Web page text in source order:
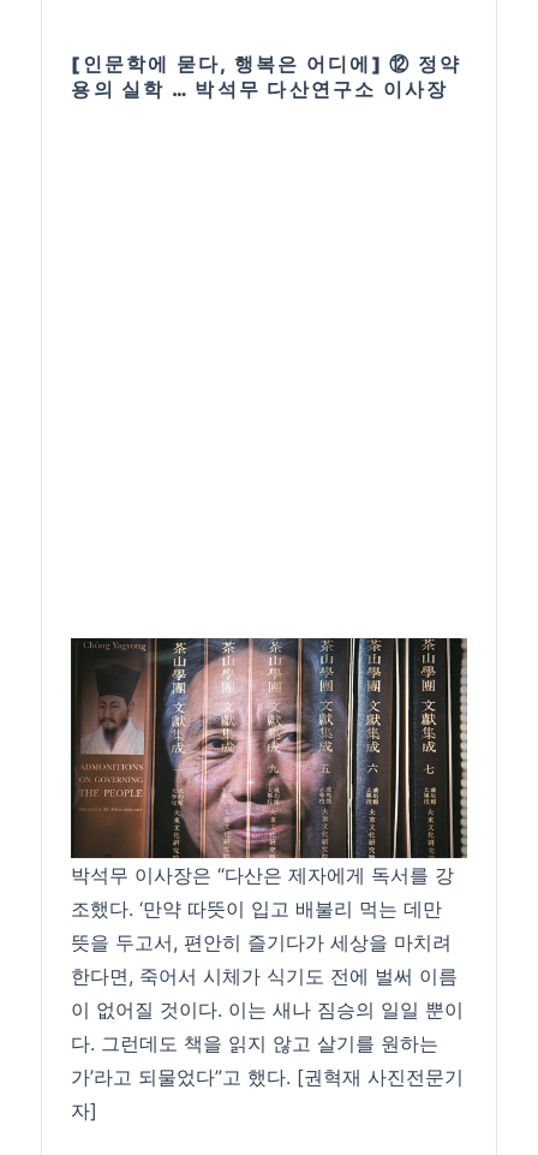
[인문학에 묻다, 행복은 어디에] ⑫ 정약
용의 실학 … 박석무 다산연구소 이사장
박석무 이사장은 “다산은 제자에게 독서를 강
조했다. ‘만약 따뜻이 입고 배불리 먹는 데만
뜻을 두고서, 편안히 즐기다가 세상을 마치려
한다면, 죽어서 시체가 식기도 전에 벌써 이름
이 없어질 것이다. 이는 새나 짐승의 일일 뿐이
다. 그런데도 책을 읽지 않고 살기를 원하는
가’라고 되물었다”고 했다. [권혁재 사진전문기
자]